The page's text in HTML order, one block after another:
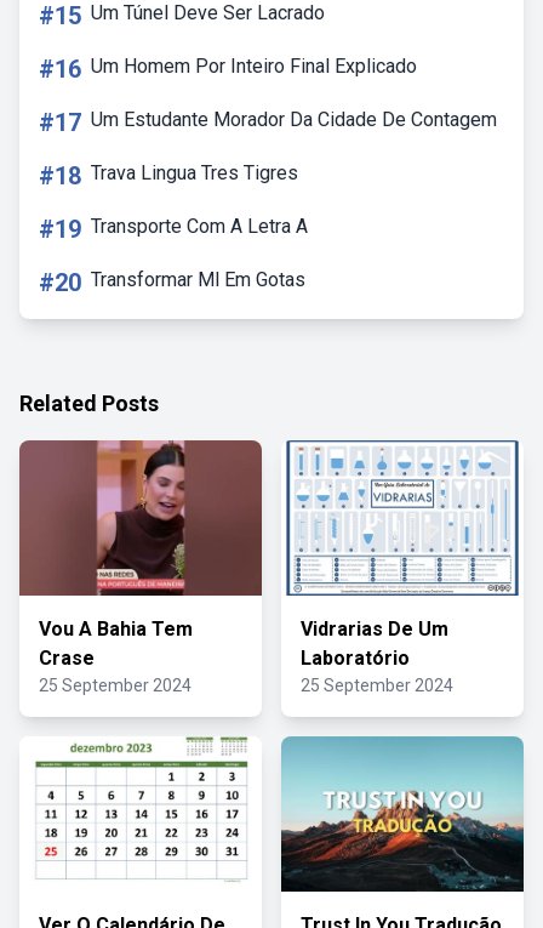
#15 Um Túnel Deve Ser Lacrado
#16 Um Homem Por Inteiro Final Explicado
#17 Um Estudante Morador Da Cidade De Contagem
#18 Trava Lingua Tres Tigres
#19 Transporte Com A Letra A
#20 Transformar Ml Em Gotas
Related Posts
Vou A Bahia Tem
Crase
25 September 2024
Vidrarias De Um
Laboratório
25 September 2024